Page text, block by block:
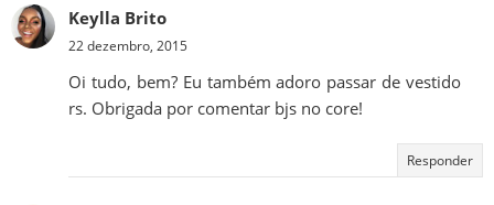
Keylla Brito
22 dezembro, 2015
Oi tudo, bem? Eu também adoro passar de vestido
rs. Obrigada por comentar bjs no core!
Responder